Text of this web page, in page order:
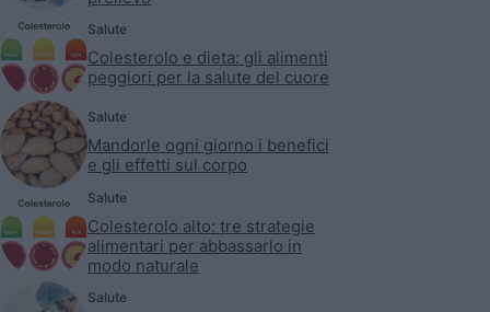
Salute
Colesterolo e dieta: gli alimenti
peggiori per la salute del cuore
Salute
Mandorle ogni giorno i benefici
e gli effetti sul corpo
Salute
Colesterolo alto: tre strategie
alimentari per abbassarlo in
modo naturale
Salute